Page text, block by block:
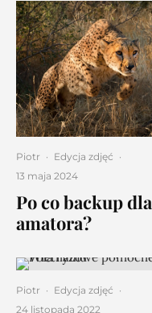
Piotr · Edycja zdjęć ·
13 maja 2024
Po co backup dla
amatora?
Piotr · Edycja zdjęć ·
24 listopada 2022